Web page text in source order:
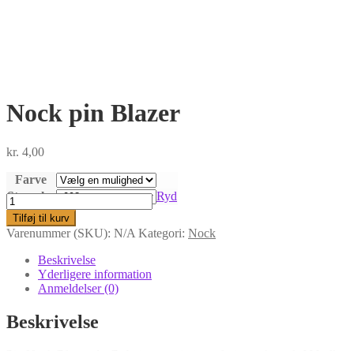
Nock pin Blazer
kr. 4,00
Farve
Størrelse
Ryd
Nock
pin
Blazer
antal
Tilføj til kurv
Varenummer (SKU): N/A Kategori: Nock
Beskrivelse
Yderligere information
Anmeldelser (0)
Beskrivelse